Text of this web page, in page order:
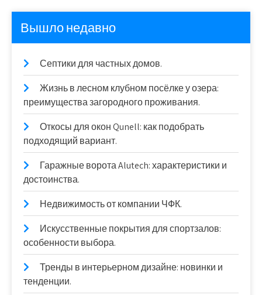
Вышло недавно
Септики для частных домов.
Жизнь в лесном клубном посёлке у озера:
преимущества загородного проживания.
Откосы для окон Qunell: как подобрать
подходящий вариант.
Гаражные ворота Alutech: характеристики и
достоинства.
Недвижимость от компании ЧФК.
Искусственные покрытия для спортзалов:
особенности выбора.
Тренды в интерьерном дизайне: новинки и
тенденции.